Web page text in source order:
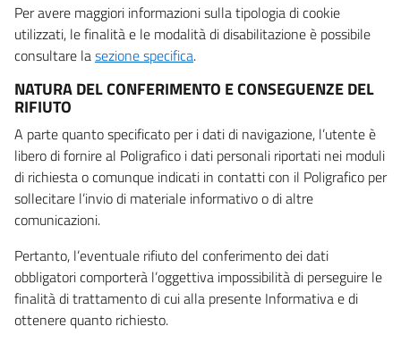
Per avere maggiori informazioni sulla tipologia di cookie
utilizzati, le finalità e le modalità di disabilitazione è possibile
consultare lasezione specifica.
NATURA DEL CONFERIMENTO E CONSEGUENZE DEL
RIFIUTO
A parte quanto specificato per i dati di navigazione, l’utente è
libero di fornire al Poligrafico i dati personali riportati nei moduli
di richiesta o comunque indicati in contatti con il Poligrafico per
sollecitare l’invio di materiale informativo o di altre
comunicazioni.
Pertanto, l’eventuale rifiuto del conferimento dei dati
obbligatori comporterà l’oggettiva impossibilità di perseguire le
finalità di trattamento di cui alla presente Informativa e di
ottenere quanto richiesto.